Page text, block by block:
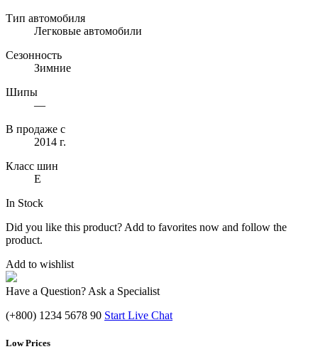
Тип автомобиля
Легковые автомобили
Сезонность
Зимние
Шипы
—
В продаже с
2014 г.
Класс шин
E
In Stock
Did you like this product? Add to favorites now and follow the
product.
Add to wishlist
Have a Question? Ask a Specialist
(+800) 1234 5678 90 Start Live Chat
Low Prices